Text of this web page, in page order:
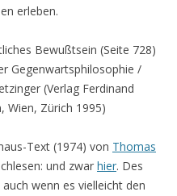
erleben.
Bewußtsein (Seite 728)
Gegenwartsphilosophie /
(Verlag Ferdinand
Wien, Zürich 1995)
Text (1974) von Thomas
und zwar hier. Des
wenn es vielleicht den